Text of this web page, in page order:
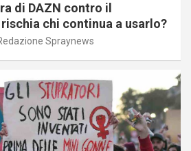
di DAZN contro il
chi continua a usarlo?
Spraynews